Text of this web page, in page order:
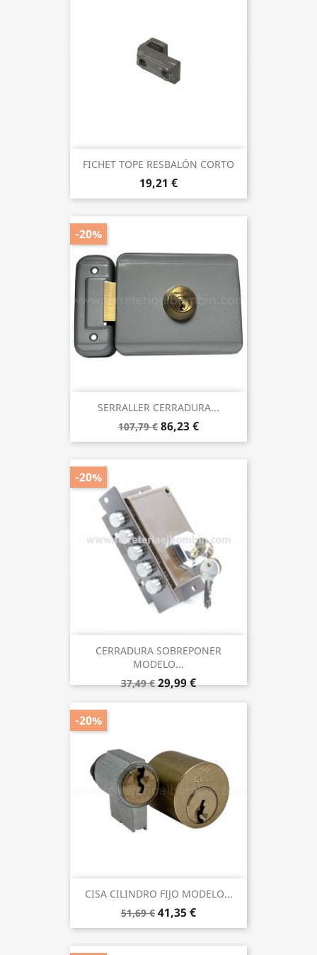
FICHET TOPE RESBALÓN CORTO
19,21 €
SERRALLER CERRADURA...
107,79 € 86,23 €
-20%
CERRADURA SOBREPONER
MODELO...
37,49 € 29,99 €
-20%
CISA CILINDRO FIJO MODELO...
51,69 € 41,35 €
-20%